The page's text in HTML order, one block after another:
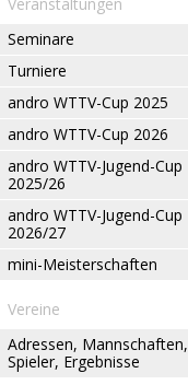
Seminare
Turniere
andro WTTV-Cup 2025
andro WTTV-Cup 2026
andro WTTV-Jugend-Cup
2025/26
andro WTTV-Jugend-Cup
2026/27
mini-Meisterschaften
Vereine
Adressen, Mannschaften,
Spieler, Ergebnisse